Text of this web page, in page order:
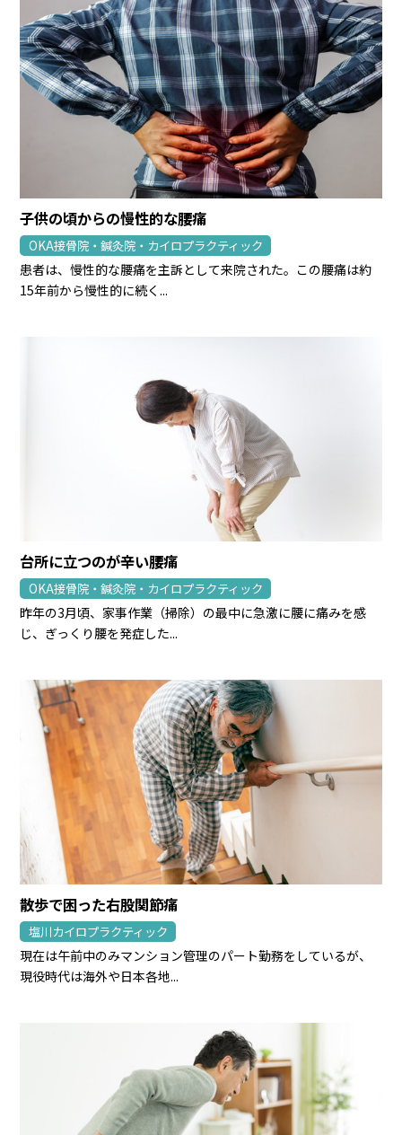
子供の頃からの慢性的な腰痛
OKA接骨院・鍼灸院・カイロプラクティック
患者は、慢性的な腰痛を主訴として来院された。この腰痛は約
15年前から慢性的に続く...
台所に立つのが辛い腰痛
OKA接骨院・鍼灸院・カイロプラクティック
昨年の3月頃、家事作業（掃除）の最中に急激に腰に痛みを感
じ、ぎっくり腰を発症した...
散歩で困った右股関節痛
塩川カイロプラクティック
現在は午前中のみマンション管理のパート勤務をしているが、
現役時代は海外や日本各地...